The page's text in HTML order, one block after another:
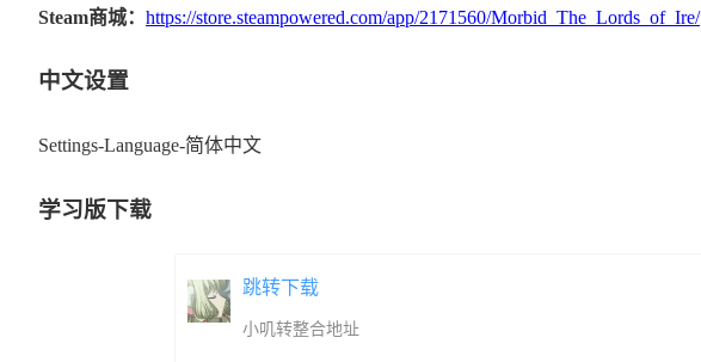
对周围世界的看法。
Steam商城： https://store.steampowered.com/app/2171560/Morbid_The_Lords_of_Ire/
中文设置
Settings-Language-简体中文
学习版下载
跳转下载
小叽转整合地址